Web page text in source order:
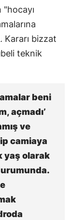
"hocayı
Kararı bizzat
teknik
beni
açmadı’
ve
camiaya
yaş olarak